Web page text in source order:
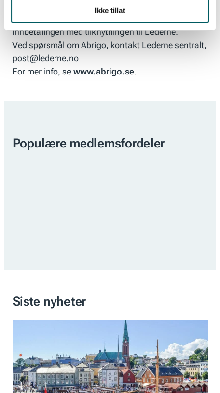
Ikke tillat
Gaver går uavkortet til Abrigo og kan settes inn på
innbetalingen med tilknytningen til Lederne.
Ved spørsmål om Abrigo, kontakt Lederne sentralt,
post@lederne.no
For mer info, sewww.abrigo.se.
Populære medlemsfordeler
Siste nyheter